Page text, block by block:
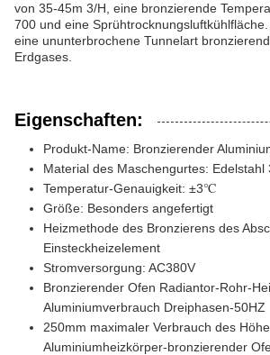
von 35-45m 3/H, eine bronzierende
700 und eine
eine ununterbrochene Tunnelart
Erdgases.
Eigenschaften:
Produkt-Name: Bronzierender
Material des Maschengurtes: Edelstahl
Temperatur-Genauigkeit: ±3℃
Größe: Besonders angefertigt
Heizmethode des Bronzierens des
Einsteckheizelement
Stromversorgung: AC380V
Bronzierender Ofen Radiantor-Rohr-
Aluminiumverbrauch Dreiphasen-50HZ
250mm maximaler Verbrauch des
Aluminiumheizkörper-bronzierender